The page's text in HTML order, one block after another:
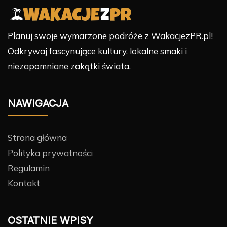
Planuj swoje wymarzone podróże z WakacjezPR.pl!
Odkrywaj fascynujące kultury, lokalne smaki i
niezapomniane zakątki świata.
NAWIGACJA
Strona główna
Polityka prywatności
Regulamin
Kontakt
OSTATNIE WPISY